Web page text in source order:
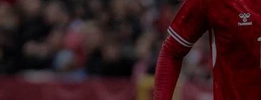
Serie A
Echipe